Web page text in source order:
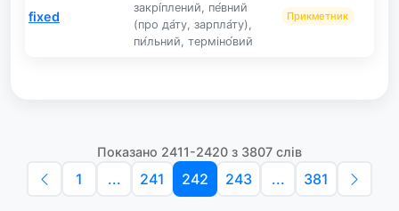
fixed
закрі́плений, пе́вний
(про да́ту, зарпла́ту),
пи́льний, терміно́вий
Прикметник
Показано 2411-2420 з 3807 слів
1 ... 241 242 243 ... 381